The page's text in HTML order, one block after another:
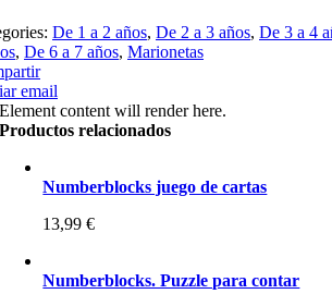
De 1 a 2 años, De 2 a 3 años, De 3 a 4
, De 6 a 7 años, Marionetas
email
Element content will render here.
Productos relacionados
Numberblocks juego de cartas
13,99€
Numberblocks. Puzzle para contar